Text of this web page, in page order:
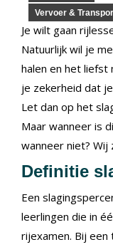
Vervoer &
Je wilt gaan
Natuurlijk wil je
halen en het liefst
je zekerheid dat
Let dan op het
Maar wanneer is
wanneer niet?
Definitie
Een
leerlingen die in
rijexamen. Bij